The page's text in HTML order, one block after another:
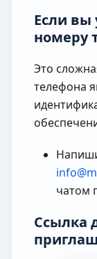
Если вы
номеру
Это
телефона
чатом
Ссылка